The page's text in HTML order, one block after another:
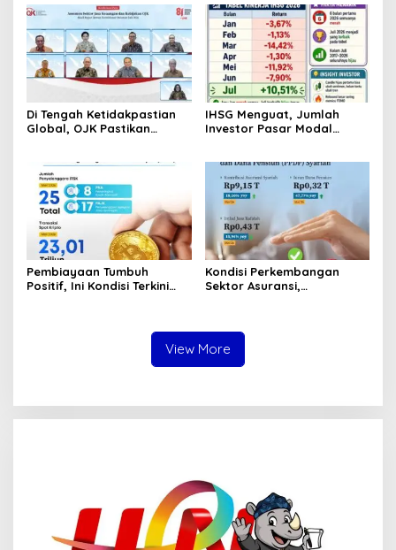
Pantai Lere Palu, Kondisi
Tubuh Sudah Terurai
Dicabik Buaya
Di Tengah Ketidakpastian
Global, OJK Pastikan
IHSG Menguat, Jumlah
Investor Pasar Modal
Pembiayaan Tumbuh
Positif, Ini Kondisi Terkini
Kondisi Perkembangan
Sektor Asuransi,
View More